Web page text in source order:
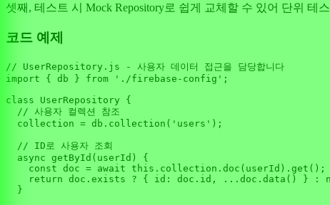
셋째, 테스트 시 Mock Repository로 쉽게 교체할 수 있어 단위
코드 예제
// UserRepository.js - 사용자 데이터 접근을 담당합니다
import { db } from './firebase-config' ;
class
UserRepository {
// 사용자 컬렉션 참조
  collection = db.
collection ( 'users' );
// ID로 사용자 조회
async getById ( userId ) {
const doc = await this . collection . doc (userId). get ();
return doc. exists ? { id : doc. id , ...doc. data () } :
  }